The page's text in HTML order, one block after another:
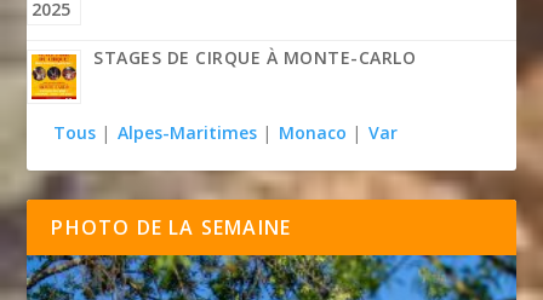
STAGES DE CIRQUE À MONTE-CARLO
Tous | Alpes-Maritimes | Monaco | Var
PHOTO DE LA SEMAINE